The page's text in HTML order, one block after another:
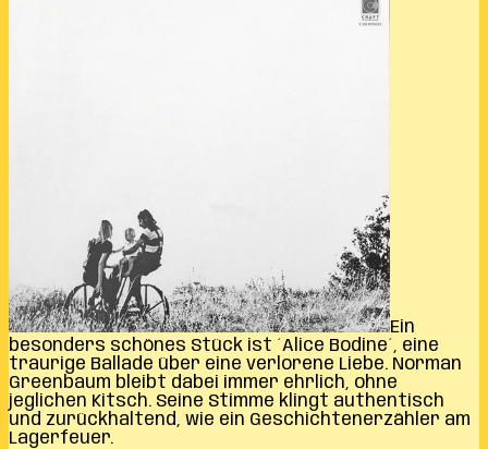
Ein
besonders schönes Stück ist ´Alice Bodine´, eine
traurige Ballade über eine verlorene Liebe. Norman
Greenbaum bleibt dabei immer ehrlich, ohne
jeglichen Kitsch. Seine Stimme klingt authentisch
und zurückhaltend, wie ein Geschichtenerzähler am
Lagerfeuer.